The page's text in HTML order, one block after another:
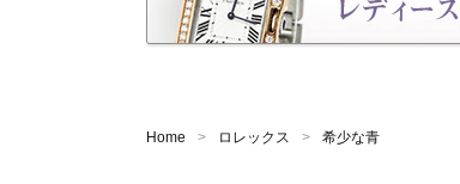
Home ロレックス 希少な青